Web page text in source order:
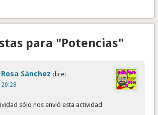
para "Potencias"
Sánchez dice:
sólo nos envió esta actividad